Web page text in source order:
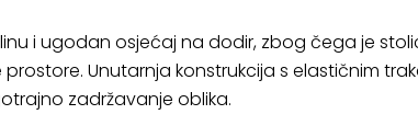
i ugodan osjećaj na dodir, zbog čega je
Unutarnja konstrukcija s elastičnim
zadržavanje oblika.